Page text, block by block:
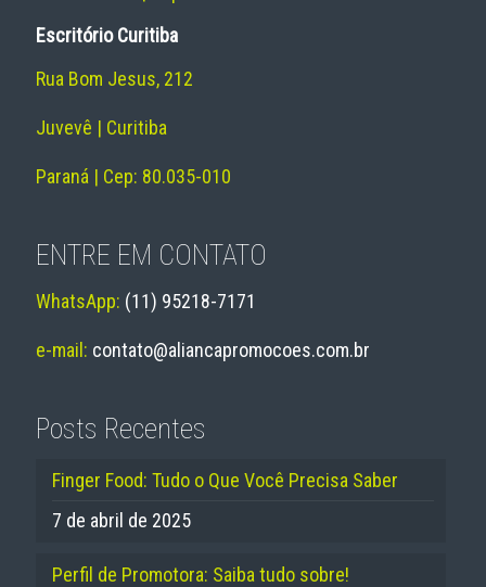
Escritório Curitiba
Rua Bom Jesus, 212
Juvevê | Curitiba
Paraná | Cep: 80.035-010
ENTRE EM CONTATO
WhatsApp: (11) 95218-7171
e-mail: contato@aliancapromocoes.com.br
Posts Recentes
Finger Food: Tudo o Que Você Precisa Saber
7 de abril de 2025
Perfil de Promotora: Saiba tudo sobre!